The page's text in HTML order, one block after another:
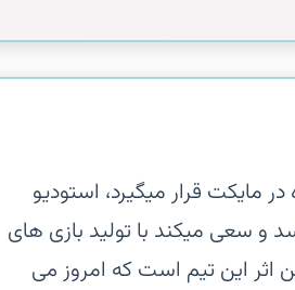
مایکت قرار میگیرد، استودیو
و سعی میکند با تولید بازی های
اثر این تیم است که امروز می